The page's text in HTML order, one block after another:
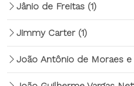
Jânio de Freitas (1)
Jimmy Carter (1)
João Antônio de Moraes